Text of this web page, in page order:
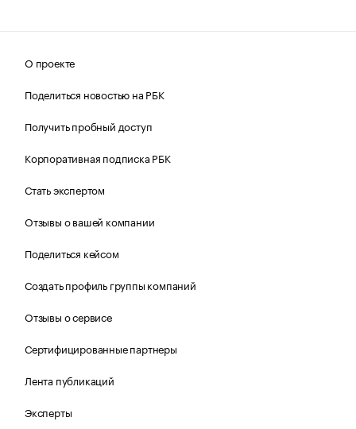
О проекте
Поделиться новостью на РБК
Получить пробный доступ
Корпоративная подписка РБК
Стать экспертом
Отзывы о вашей компании
Поделиться кейсом
Создать профиль группы компаний
Отзывы о сервисе
Сертифицированные партнеры
Лента публикаций
Эксперты